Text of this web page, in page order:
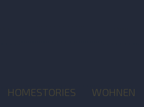
HOMESTORIES WOHNEN